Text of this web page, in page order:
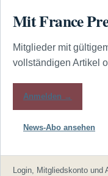
Mit France
Mitglieder mit
vollständigen Artikel
Anmelden →
News-Abo ansehen
Login, Mitgliedskonto und